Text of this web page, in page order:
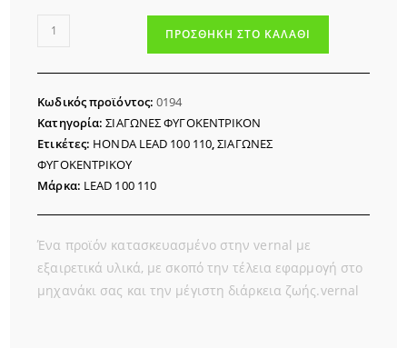
ΣΙΑΓΩΝΕΣ
HONDA
LEAD
100
ποσότητα
ΠΡΟΣΘΉΚΗ ΣΤΟ ΚΑΛΆΘΙ
Κωδικός προϊόντος:0194
Κατηγορία:ΣΙΑΓΩΝΕΣ ΦΥΓΟΚΕΝΤΡΙΚΟΝ
Ετικέτες: HONDA LEAD 100 110,ΣΙΑΓΩΝΕΣ
ΦΥΓΟΚΕΝΤΡΙΚΟΥ
Μάρκα: LEAD 100 110
Ένα προϊόν κατασκευασμένο στην vernal με
εξαιρετικά υλικά, με σκοπό την τέλεια εφαρμογή στο
μηχανάκι σας και την μέγιστη διάρκεια ζωής.vernal